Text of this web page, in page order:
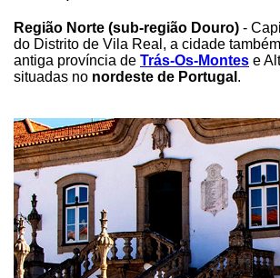
Região Norte (sub-região Douro) -
do Distrito de Vila Real, a cidade
antiga província de Trás-Os-Montes e
situadas no nordeste de Portugal .